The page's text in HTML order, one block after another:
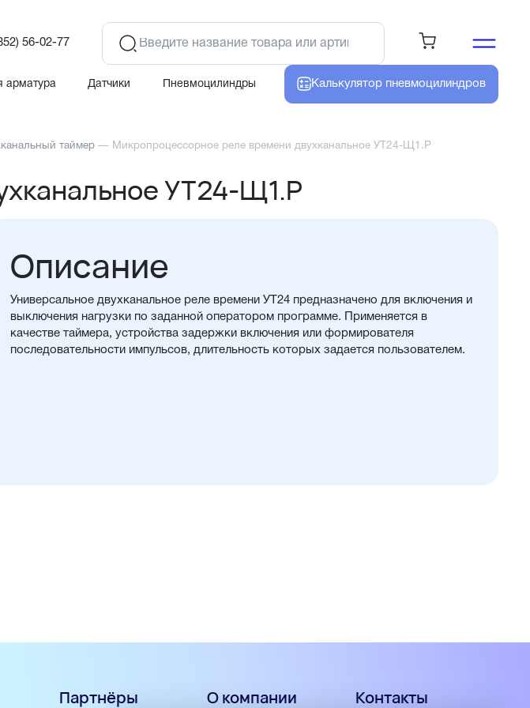
56-02-77
арматура Датчики Пневмоцилиндры Калькулятор пневмоцилиндров
таймер — Микропроцессорное реле времени двухканальное УТ24-Щ1.Р
УТ24-Щ1.Р
Описание
Универсальное двухканальное реле времени УТ24 предназначено для включения и
выключения нагрузки по заданной оператором программе. Применяется в
качестве таймера, устройства задержки включения или формирователя
последовательности импульсов, длительность которых задается пользователем.
Партнёры О компании Контакты